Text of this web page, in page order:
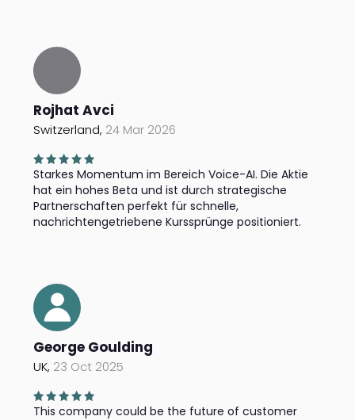
Rojhat Avci
Switzerland, 24 Mar 2026
Starkes Momentum im Bereich Voice-AI. Die Aktie
hat ein hohes Beta und ist durch strategische
Partnerschaften perfekt für schnelle,
nachrichtengetriebene Kurssprünge positioniert.
George Goulding
UK, 23 Oct 2025
This company could be the future of customer